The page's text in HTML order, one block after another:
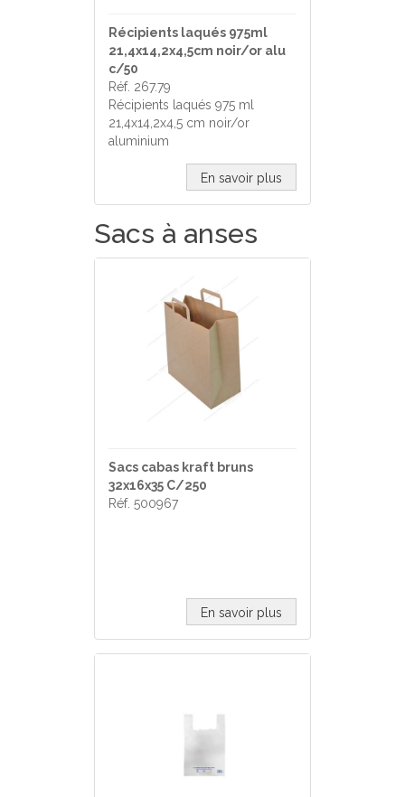
Récipients laqués 975ml
21,4x14,2x4,5cm noir/or alu
c/50
Réf. 267.79
Récipients laqués 975 ml
21,4x14,2x4,5 cm noir/or
aluminium
En savoir plus
Sacs à anses
Sacs cabas kraft bruns
32x16x35 C/250
Réf. 500967
En savoir plus